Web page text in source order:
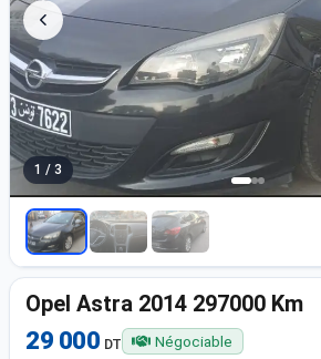
1 / 3
Opel Astra 2014 297000 Km
29 000 DT Négociable